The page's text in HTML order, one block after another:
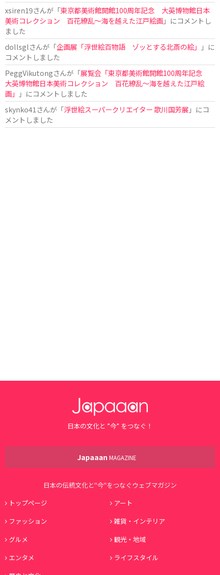
xsiren19さんが「東京都美術館開館100周年記念 大英博物館日本
美術コレクション 百花繚乱～海を越えた江戸絵画」にコメントし
ました
dollsglさんが「企画展「浮世絵百物語 ゾッとする北斎の絵」
」に
コメントしました
PeggVikutongさんが「展覧会「東京都美術館開館100周年記念
大英博物館日本美術コレクション 百花繚乱〜海を越えた江戸絵
画」
」にコメントしました
skynko41 さんが「浮世絵スーパークリエイター 歌川国芳展 」にコ
メントしました
日本の文化と ”今” をつなぐ！
Japaaan MAGAZINE
日本の伝統文化と"今"をつなぐウェブマガジン
トップページ
アート
ファッション
雑貨・インテリア
グルメ
観光・地域
エンタメ
ライフスタイル